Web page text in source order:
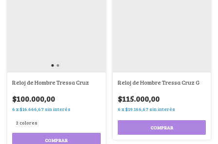
Reloj de Hombre Tressa Cruz
$100.000,00
6 x$16.666,67 sin interés
2 colores
COMPRAR
Reloj de Hombre Tressa Cruz G
$115.000,00
6 x$19.166,67 sin interés
COMPRAR